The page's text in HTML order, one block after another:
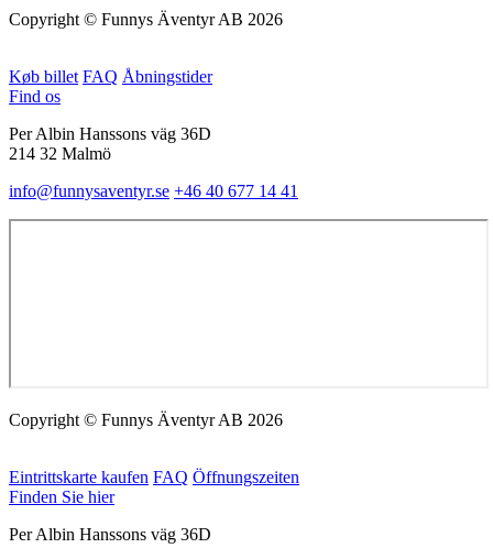
Copyright © Funnys Äventyr AB 2026
Køb billet FAQ Åbningstider
Find os
Per Albin Hanssons väg 36D
214 32 Malmö
info@funnysaventyr.se +46 40 677 14 41
Copyright © Funnys Äventyr AB 2026
Eintrittskarte kaufen FAQ Öffnungszeiten
Finden Sie hier
Per Albin Hanssons väg 36D